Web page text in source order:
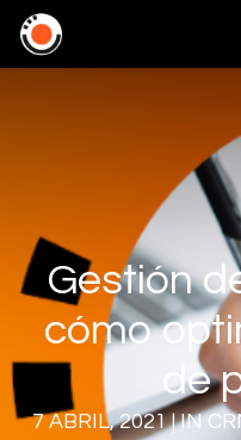
Gestión
cómo
de
7 ABRIL, 2021 | IN